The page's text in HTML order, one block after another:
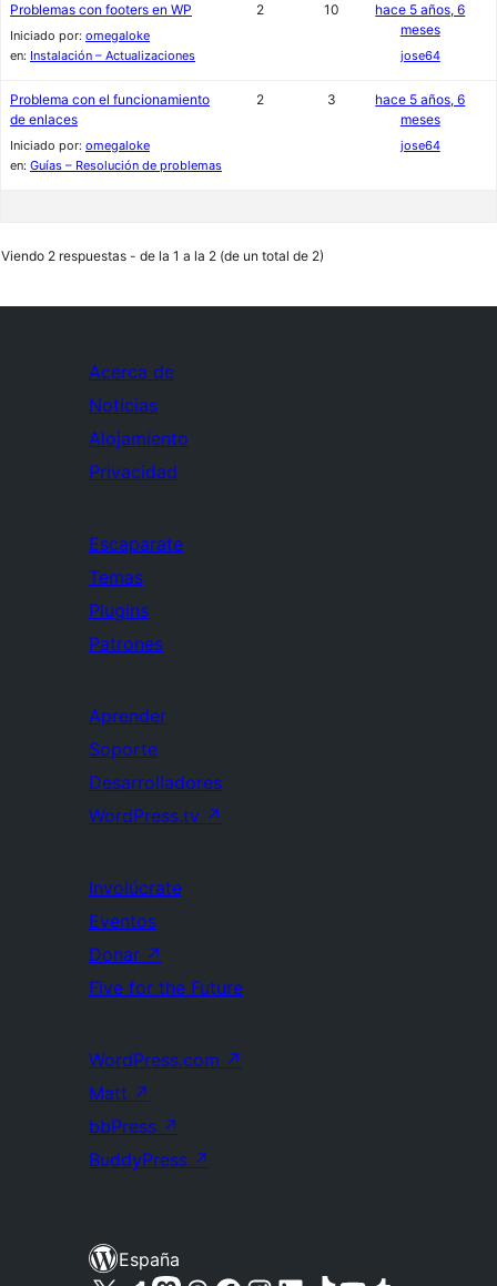
Problemas con footers en WP
Iniciado por: omegaloke
en: Instalación – Actualizaciones
2 10
hace 5 años, 6
meses
jose64
Problema con el funcionamiento
de enlaces
Iniciado por: omegaloke
en: Guías – Resolución de problemas
2 3
hace 5 años, 6
meses
jose64
Viendo 2 respuestas - de la 1 a la 2 (de un total de 2)
Acerca de
Noticias
Alojamiento
Privacidad
Escaparate
Temas
Plugins
Patrones
Aprender
Soporte
Desarrolladores
WordPress.tv ↗
Involúcrate
Eventos
Donar ↗
Five for the Future
WordPress.com ↗
Matt ↗
bbPress ↗
BuddyPress ↗
España